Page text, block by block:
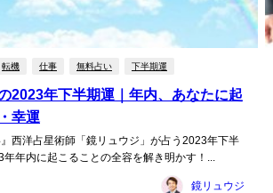
転機 仕事 無料占い 下半期運
2023年下半期運｜年内、あなたに起
幸運
』西洋占星術師「鏡リュウジ」が占う2023年下半
年内に起こることの全容を解き明かす！...
鏡リュウジ